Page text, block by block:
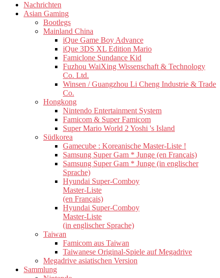
Nachrichten
Asian Gaming
Bootlegs
Mainland China
iQue Game Boy Advance
iQue 3DS XL Edition Mario
Famiclone Sundance Kid
Fuzhou WaiXing Wissenschaft & Technology
Co. Ltd.
Winsen / Guangzhou Li Cheng Industrie & Trade
Co.
Hongkong
Nintendo Entertainment System
Famicom & Super Famicom
Super Mario World 2 Yoshi 's Island
Südkorea
Gamecube : Koreanische Master-Liste !
Samsung Super Gam * Junge (en Français)
Samsung Super Gam * Junge (in englischer
Sprache)
Hyundai Super-Comboy
Master-Liste
(en Français)
Hyundai Super-Comboy
Master-Liste
(in englischer Sprache)
Taiwan
Famicom aus Taiwan
Taiwanese Original-Spiele auf Megadrive
Megadrive asiatischen Version
Sammlung